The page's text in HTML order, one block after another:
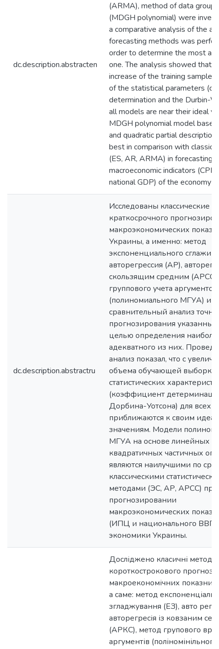
dc.description.abstracten
(ARMA), method of data group
(MDGH polynomial) were
a comparative analysis of the
forecasting methods was
order to determine the most
one. The analysis showed that
increase of the training sample
of the statistical parameters
determination and the Durbin-
all models are near their ideal
MDGH polynomial model
and quadratic partial
best in comparison with
(ES, AR, ARMA) in forecasting
macroeconomic indicators (CPI
national GDP) of the economy
dc.description.abstractru
Исследованы классические
краткосрочного
макроэкономических
Украины, а именно: метод
экспоненциального
авторегрессия (АР),
скользящим средним
группового учета аргументов
(полиномиального МГУА) и
сравнительный анализ
прогнозирования
целью определения
адекватного из них.
анализ показал, что с
объема обучающей выборки
статистических
(коэффициент
Дорбина-Уотсона) для всех
приближаются к своим
значениям. Модели
МГУА на основе линейных и
квадратичных частичных
являются наилучшими по
классическими
методами (ЭС, АР, АРСС) при
прогнозировании
макроэкономических
(ИПЦ и национального ВВП)
экономики Украины.
Досліджено класичні методи
короткострокового
макроекономічних
а саме: метод
згладжування (ЕЗ), авто
авторегресія із ковзаним
(АРКС), метод групового
аргументів